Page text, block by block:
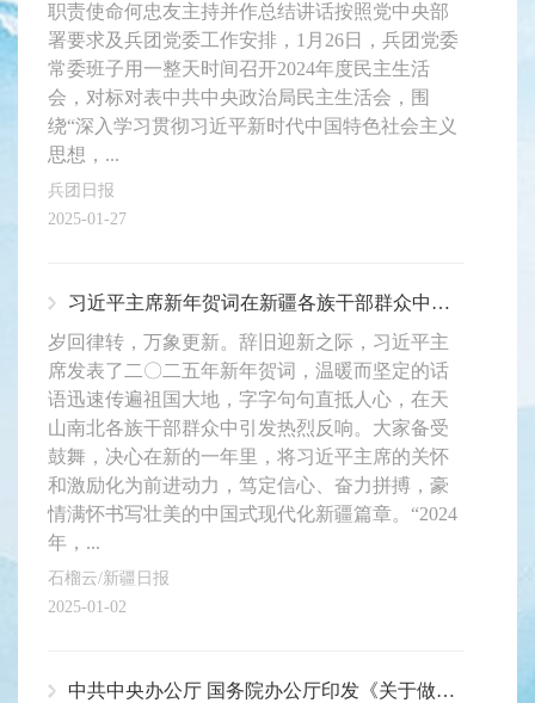
职责使命何忠友主持并作总结讲话按照党中央部
署要求及兵团党委工作安排，1月26日，兵团党委
常委班子用一整天时间召开2024年度民主生活
会，对标对表中共中央政治局民主生活会，围
绕“深入学习贯彻习近平新时代中国特色社会主义
思想，...
兵团日报
2025-01-27
习近平主席新年贺词在新疆各族干部群众中引发热烈反响
岁回律转，万象更新。辞旧迎新之际，习近平主
席发表了二〇二五年新年贺词，温暖而坚定的话
语迅速传遍祖国大地，字字句句直抵人心，在天
山南北各族干部群众中引发热烈反响。大家备受
鼓舞，决心在新的一年里，将习近平主席的关怀
和激励化为前进动力，笃定信心、奋力拼搏，豪
情满怀书写壮美的中国式现代化新疆篇章。“2024
年，...
石榴云/新疆日报
2025-01-02
中共中央办公厅 国务院办公厅印发《关于做好2025年元旦春节期间有关工作的通知》